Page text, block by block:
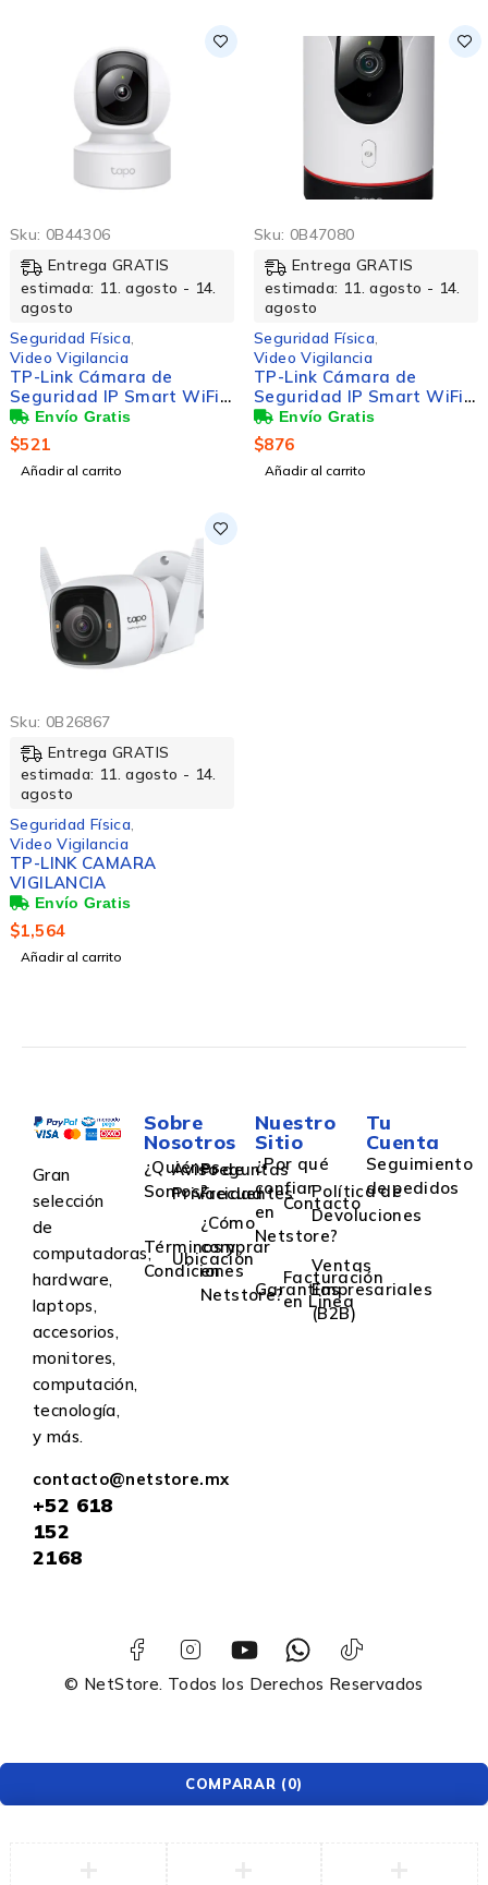
Sku: 0B44306
Entrega GRATIS
estimada: 11. agosto - 14.
agosto
Seguridad Física
Video Vigilancia
TP-Link Cámara de
Seguridad IP Smart WiFi
Domo IR para Interiores
Tapo C212,
Alámbrico/Inalámbrico,
2304 x 1296 Pixeles,
$521
Añadir al carrito
Sku: 0B47080
Entrega GRATIS
estimada: 11. agosto - 14.
agosto
Seguridad Física
Video Vigilancia
TP-Link Cámara de
Seguridad IP Smart WiFi
Domo IR para Interiores
TAPO C225, Inalámbrico,
2560 x 1440 Pixeles,
Día/Noche
$876
Añadir al carrito
Sku: 0B26867
Entrega GRATIS
estimada: 11. agosto - 14.
agosto
Seguridad Física
Video Vigilancia
TP-LINK CAMARA
VIGILANCIA
$1,564
Añadir al carrito
Gran
selección
de
computadoras,
hardware,
laptops,
accesorios,
monitores,
computación,
tecnología,
y más.
contacto@netstore.mx
+52 618
152
2168
Sobre
Nosotros
¿Quiénes
Somos?
Aviso de
Privacidad
Preguntas
Frecuentes
Términos y
Condiciones
Ubicación
¿Cómo
comprar
en
Netstore?
Nuestro
Sitio
¿Por qué
confiar
en
Netstore?
Contacto
Política de
Devoluciones
Garantías
Facturación
en Linea
Ventas
Empresariales
(B2B)
Tu
Cuenta
Seguimiento
de pedidos
© NetStore. Todos los Derechos Reservados
COMPARAR (0)